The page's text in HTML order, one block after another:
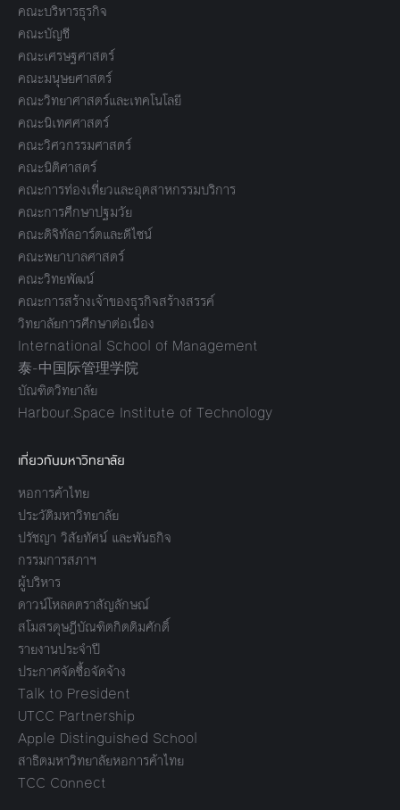
คณะบริหารธุรกิจ
คณะบัญชี
คณะเศรษฐศาสตร์
คณะมนุษยศาสตร์
คณะวิทยาศาสตร์และเทคโนโลยี
คณะนิเทศศาสตร์
คณะวิศวกรรมศาสตร์
คณะนิติศาสตร์
คณะการท่องเที่ยวและอุตสาหกรรมบริการ
คณะการศึกษาปฐมวัย
คณะดิจิทัลอาร์ตและดีไซน์
คณะพยาบาลศาสตร์
คณะวิทยพัฒน์
คณะการสร้างเจ้าของธุรกิจสร้างสรรค์
วิทยาลัยการศึกษาต่อเนื่อง
International School of Management
泰-中国际管理学院
บัณฑิตวิทยาลัย
Harbour.Space Institute of Technology
เกี่ยวกับมหาวิทยาลัย
หอการค้าไทย
ประวัติมหาวิทยาลัย
ปรัชญา วิสัยทัศน์ และพันธกิจ
กรรมการสภาฯ
ผู้บริหาร
ดาวน์โหลดตราสัญลักษณ์
สโมสรดุษฎีบัณฑิตกิตติมศักดิ์
รายงานประจำปี
ประกาศจัดซื้อจัดจ้าง
Talk to President
UTCC Partnership
Apple Distinguished School
สาธิตมหาวิทยาลัยหอการค้าไทย
TCC Connect